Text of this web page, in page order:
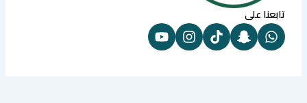
تابعنا على